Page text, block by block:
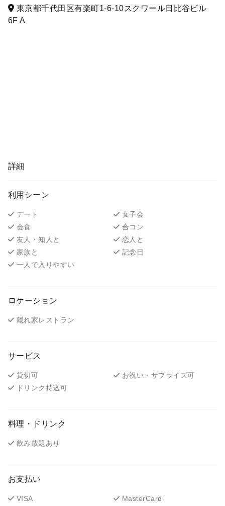
東京都千代田区有楽町1-6-10スクワール日比谷ビル
6F A
詳細
利用シーン
デート
女子会
会食
合コン
友人・知人と
恋人と
家族と
記念日
一人で入りやすい
ロケーション
隠れ家レストラン
サービス
貸切可
お祝い・サプライズ可
ドリンク持込可
料理・ドリンク
飲み放題あり
お支払い
VISA
MasterCard